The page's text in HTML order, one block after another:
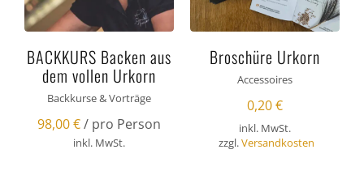
BACKKURS Backen aus
dem vollen Urkorn
Backkurse & Vorträge
98,00€/ pro Person
inkl. MwSt.
Broschüre Urkorn
Accessoires
0,20€
inkl. MwSt.
zzgl.Versandkosten